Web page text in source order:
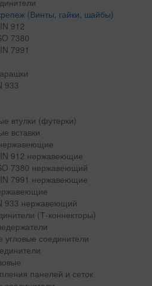
(Винты, гайки, шайбы)
912
7380
7991
933
втулки (футерки)
вставки
912 нержавеющие
7380 нержавеющий
7991 нержавеющие
933 нержавеющий
(Т-коннекторы)
угловые соединители
панелей и сеток